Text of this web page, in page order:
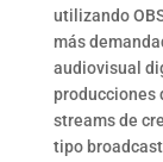
utilizando
más
audiovisual
producciones
streams de
tipo